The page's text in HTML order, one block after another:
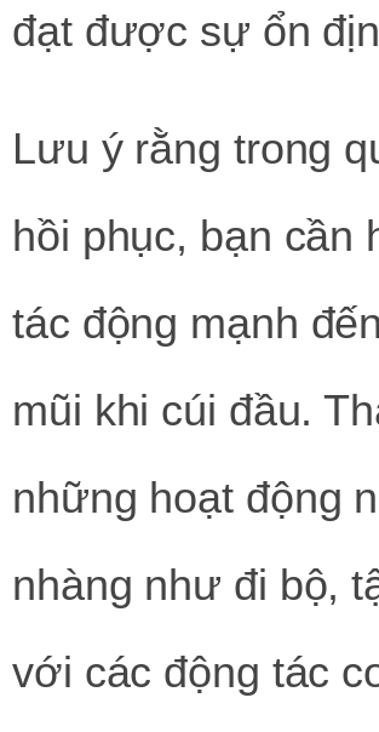
đạt được sự ổn
Lưu ý rằng trong
hồi phục, bạn cần
tác động mạnh
mũi khi cúi đầu.
những hoạt động
nhàng như đi bộ,
với các động tác